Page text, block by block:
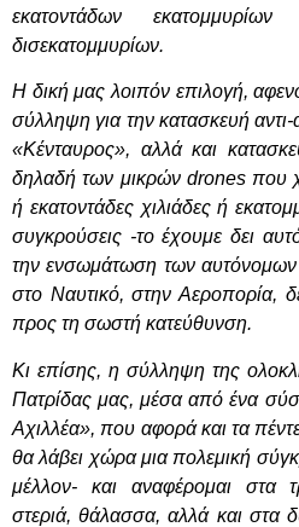
εκατοντάδων
δισεκατομμυρίων.
Η δική μας λοιπόν επιλογή,
σύλληψη για την κατασκευή αντι-
«Κένταυρος», αλλά και
δηλαδή των μικρών dronesπου
ή εκατοντάδες χιλιάδες ή
συγκρούσεις -το έχουμε δει
την ενσωμάτωση των
στο Ναυτικό, στην Αεροπορία,
προς τη σωστή κατεύθυνση.
Κι επίσης, η σύλληψη της
Πατρίδας μας, μέσα από ένα
Αχιλλέα», που αφορά και τα
θα λάβει χώρα μια πολεμική
μέλλον- και αναφέρομαι στα
στεριά, θάλασσα, αλλά και στα